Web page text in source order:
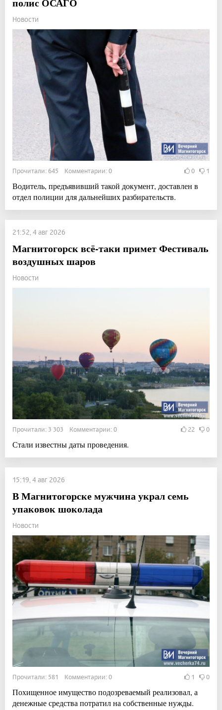
Новости
Прочитали: 645 Комментарии: 0 0 1
Водитель, предъявивший такой документ, доставлен в
отдел полиции для дальнейших разбирательств.
21:52, 4 авг 2026
Магнитогорск всё-таки примет Фестиваль
воздушных шаров
Новости
Прочитали: 3 303 Комментарии: 0 22 0
Стали известны даты проведения.
15:19, 4 авг 2026
В Магнитогорске мужчина украл семь
упаковок шоколада
Новости
Прочитали: 581 Комментарии: 0 1 0
Похищенное имущество подозреваемый реализовал, а
денежные средства потратил на собственные нужды.